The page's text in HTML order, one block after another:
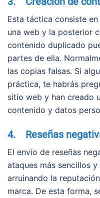
Esta táctica consiste
una web y la posterior
contenido duplicado
partes de ella.
las copias falsas. Si
práctica, te habrás
sitio web y han creado
contenido y datos
4. Reseñas
El envío de reseñas
ataques más sencillos
arruinando la
marca. De esta forma,